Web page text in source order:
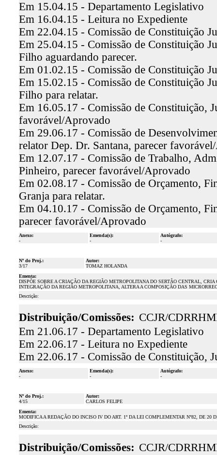
Em 15.04.15 - Departamento Legislativo
Em 16.04.15 - Leitura no Expediente
Em 22.04.15 - Comissão de Constituição
Em 25.04.15 - Comissão de Constituição
Filho aguardando parecer.
Em 01.02.15 - Comissão de Constituição
Em 15.02.15 - Comissão de Constituição
Filho para relatar.
Em 16.05.17 - Comissão de Constituição,
favorável/Aprovado
Em 29.06.17 - Comissão de
relator Dep. Dr. Santana, parecer
Em 12.07.17 - Comissão de Trabalho,
Pinheiro, parecer favorável/Aprovado
Em 02.08.17 - Comissão de Orçamento,
Granja para relatar.
Em 04.10.17 - Comissão de Orçamento,
parecer favorável/Aprovado
Anexo:
-
Emenda(s):
-
Autógrafo:
-
Nº do Proj.:
3/17
Autor:
TOMAZ HOLANDA
Ementa:
DISPÕE SOBRE A CRIAÇÃO DA REGIÃO METROPOLITANA DO SERTÃO CENTRAL,
INTEGRAÇÃO DA REGIÃO METROPOLITANA, ALTERA A COMPOSIÇÃO DAS
Descrição:
Distribuição/Comissões: CCJR/
Em 21.06.17 - Departamento Legislativo
Em 22.06.17 - Leitura no Expediente
Em 22.06.17 - Comissão de Constituição,
Anexo:
-
Emenda(s):
-
Autógrafo:
-
Nº do Proj.:
4/15
Autor:
CARLOS FELIPE
Ementa:
MODIFICA A REDAÇÃO DO INCISO IV DO ART. 1º DA LEI COMPLEMENTAR Nº82, DE 20
Descrição:
Distribuição/Comissões: CCJR/